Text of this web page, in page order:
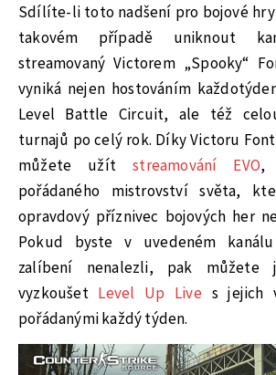
Sdílíte-li toto nadšení pro bojové
takovém případě uniknout
streamovaný Victorem „Spooky“
vyniká nejen hostováním
Level Battle Circuit, ale též
turnajů po celý rok. Díky Victoru
můžete užítstreamování EVO,
pořádaného mistrovství světa,
opravdový příznivec bojových her
Pokud byste v uvedeném
zalíbení nenalezli, pak můžete
vyzkoušet Level Up Live s jejich
pořádanými každý týden.